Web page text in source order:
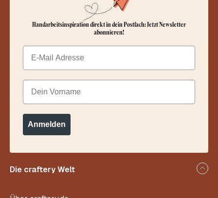
Die craftery Welt
Handarbeitsinspiration direkt in dein Postfach: Jetzt Newsletter
abonnieren!
Email
Dein Vorname
Anmelden